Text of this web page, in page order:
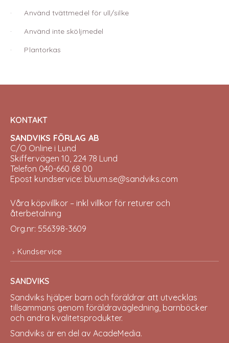
· Använd tvättmedel för ull/silke
· Använd inte sköljmedel
· Plantorkas
KONTAKT
SANDVIKS FÖRLAG AB
C/O Online i Lund
Skiffervägen 10, 224 78 Lund
Telefon 040-660 68 00
Epost kundservice: bluum.se@sandviks.com
Våra köpvillkor – inkl villkor för returer och
återbetalning
Org.nr: 556398-3609
Kundservice
SANDVIKS
Sandviks hjälper barn och föräldrar att utvecklas
tillsammans genom föräldravägledning, barnböcker
och andra kvalitetsprodukter.
Sandviks är en del av AcadeMedia.